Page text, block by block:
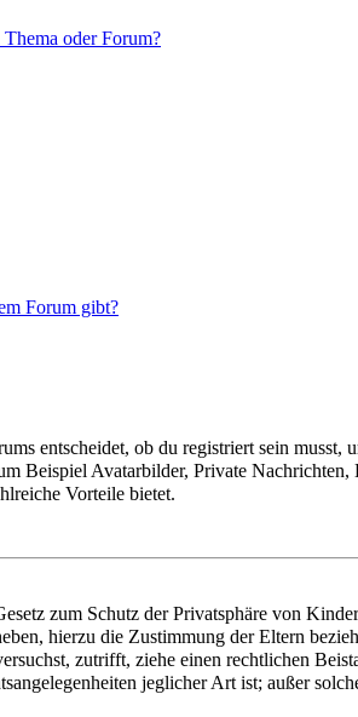
oder Forum?
Forum gibt?
entscheidet, ob du registriert sein musst,
Beispiel Avatarbilder, Private
Vorteile bietet.
zum Schutz der Privatsphäre von
hierzu die Zustimmung der Eltern
zutrifft, ziehe einen rechtlichen
jeglicher Art ist; außer